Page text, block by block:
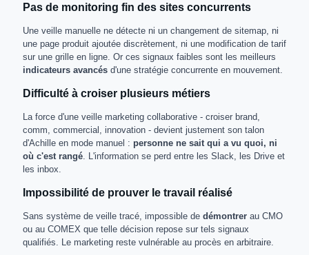
Pas de monitoring fin des sites concurrents
Une veille manuelle ne détecte ni un changement de sitemap, ni
une page produit ajoutée discrètement, ni une modification de tarif
sur une grille en ligne. Or ces signaux faibles sont les meilleurs
indicateurs avancés d'une stratégie concurrente en mouvement.
Difficulté à croiser plusieurs métiers
La force d'une veille marketing collaborative - croiser brand,
comm, commercial, innovation - devient justement son talon
d'Achille en mode manuel : personne ne sait qui a vu quoi, ni
où c'est rangé . L'information se perd entre les Slack, les Drive et
les inbox.
Impossibilité de prouver le travail réalisé
Sans système de veille tracé, impossible de démontrer au CMO
ou au COMEX que telle décision repose sur tels signaux
qualifiés. Le marketing reste vulnérable au procès en arbitraire.